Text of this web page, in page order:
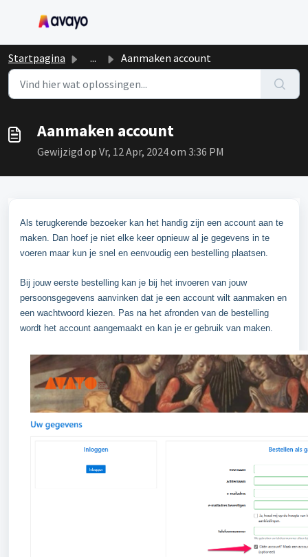
Startpagina ... Aanmaken account
Aanmaken account
Gewijzigd op Vr, 12 Apr, 2024 om 3:36 PM
Als terugkerende bezoeker kan het handig zijn een account aan te
maken. Dan hoef je niet elke keer opnieuw al je gegevens in te
voeren maar kun je snel en eenvoudig een bestelling plaatsen.
Bij jouw eerste bestelling kan je bij het invoeren van jouw
persoonsgegevens aanvinken dat je een account wilt aanmaken en
een wachtwoord kiezen. Pas na het afronden van de bestelling
wordt het account aangemaakt en kan je er gebruik van maken.